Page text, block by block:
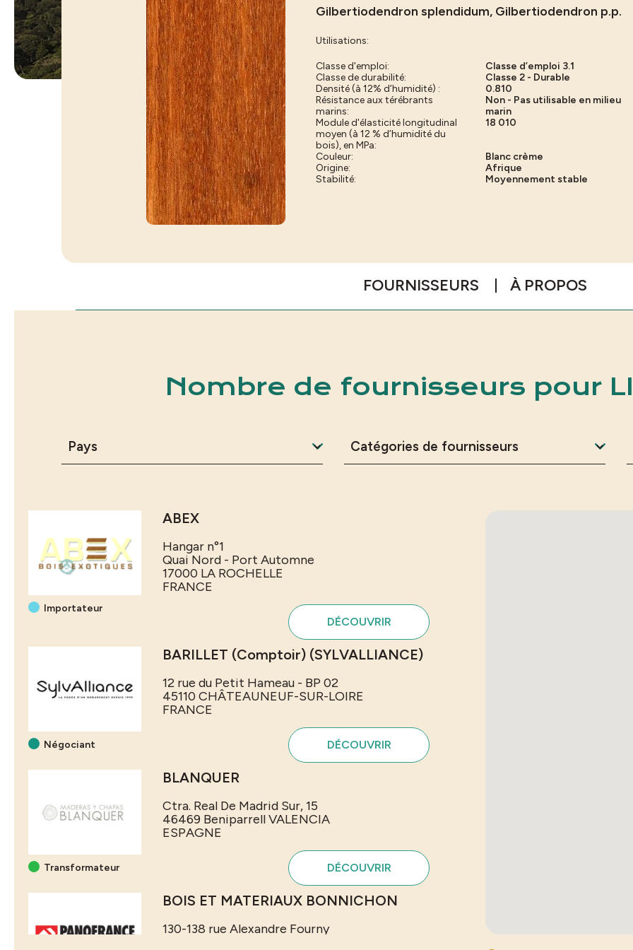
Gilbertiodendron splendidum, Gilbertiodendron p.p.
Utilisations:
Classe d'emploi:
Classe d’emploi 3.1
Classe de durabilité:
Classe 2 - Durable
Densité (à 12% d’humidité) :
0.810
Résistance aux térébrants
marins:
Non - Pas utilisable en milieu
marin
Module d'élasticité longitudinal
moyen (à 12 % d’humidité du
bois), en MPa:
18 010
Couleur:
Blanc crème
Origine:
Afrique
Stabilité:
Moyennement stable
FOURNISSEURS À PROPOS
Nombre de fournisseurs pour
Importateur
ABEX
Hangar n°1
Quai Nord - Port Automne
17000 LA ROCHELLE
FRANCE
DÉCOUVRIR
Négociant
BARILLET (Comptoir) (SYLVALLIANCE)
12 rue du Petit Hameau - BP 02
45110 CHÂTEAUNEUF-SUR-LOIRE
FRANCE
DÉCOUVRIR
Transformateur
BLANQUER
Ctra. Real De Madrid Sur, 15
46469 BeniparrellVALENCIA
ESPAGNE
DÉCOUVRIR
BOIS ET MATERIAUX BONNICHON
130-138 rue Alexandre Fourny